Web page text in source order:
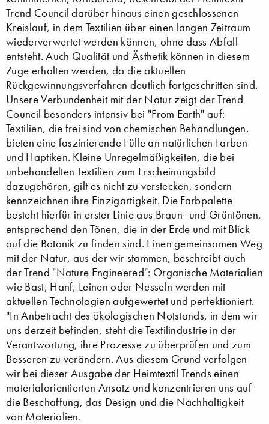
Trend Council darüber hinaus einen geschlossenen
Kreislauf, in dem Textilien über einen langen Zeitraum
wiederverwertet werden können, ohne dass Abfall
entsteht. Auch Qualität und Ästhetik können in diesem
Zuge erhalten werden, da die aktuellen
Rückgewinnungsverfahren deutlich fortgeschritten sind.
Unsere Verbundenheit mit der Natur zeigt der Trend
Council besonders intensiv bei "From Earth" auf:
Textilien, die frei sind von chemischen Behandlungen,
bieten eine faszinierende Fülle an natürlichen Farben
und Haptiken. Kleine Unregelmäßigkeiten, die bei
unbehandelten Textilien zum Erscheinungsbild
dazugehören, gilt es nicht zu verstecken, sondern
kennzeichnen ihre Einzigartigkeit. Die Farbpalette
besteht hierfür in erster Linie aus Braun- und Grüntönen,
entsprechend den Tönen, die in der Erde und mit Blick
auf die Botanik zu finden sind. Einen gemeinsamen Weg
mit der Natur, aus der wir stammen, beschreibt auch
der Trend "Nature Engineered": Organische Materialien
wie Bast, Hanf, Leinen oder Nesseln werden mit
aktuellen Technologien aufgewertet und perfektioniert.
"In Anbetracht des ökologischen Notstands, in dem wir
uns derzeit befinden, steht die Textilindustrie in der
Verantwortung, ihre Prozesse zu überprüfen und zum
Besseren zu verändern. Aus diesem Grund verfolgen
wir bei dieser Ausgabe der Heimtextil Trends einen
materialorientierten Ansatz und konzentrieren uns auf
die Beschaffung, das Design und die Nachhaltigkeit
von Materialien.